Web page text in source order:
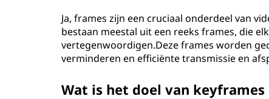
Ja, frames zijn een cruciaal onderdeel van
bestaan ​​meestal uit een reeks frames, die
vertegenwoordigen.Deze frames worden
verminderen en efficiënte transmissie en
Wat is het doel van